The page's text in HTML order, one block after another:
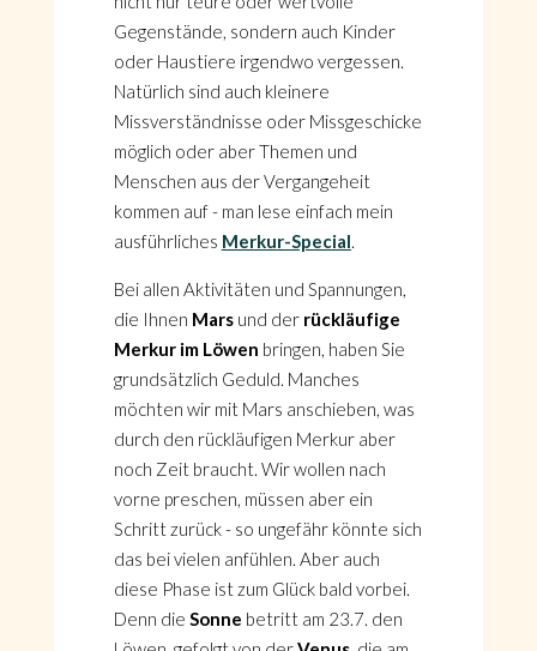
Gegenstände, sondern auch Kinder
oder Haustiere irgendwo vergessen.
Natürlich sind auch kleinere
Missverständnisse oder Missgeschicke
möglich oder aber Themen und
Menschen aus der Vergangeheit
kommen auf - man lese einfach mein
ausführliches Merkur-Special.
Bei allen Aktivitäten und Spannungen,
die Ihnen Mars und derrückläufige
Merkur im Löwen bringen, haben Sie
grundsätzlich Geduld. Manches
möchten wir mit Mars anschieben, was
durch den rückläufigen Merkur aber
noch Zeit braucht. Wir wollen nach
vorne preschen, müssen aber ein
Schritt zurück - so ungefähr könnte sich
das bei vielen anfühlen. Aber auch
diese Phase ist zum Glück bald vorbei.
Denn die Sonne betritt am 23.7. den